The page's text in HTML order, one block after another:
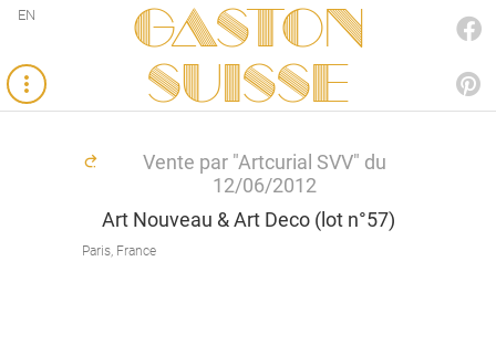
Gaston
SUISSE
EN
Vente par "Artcurial SVV" du
12/06/2012
Art Nouveau & Art Deco (lot n°57)
Paris, France